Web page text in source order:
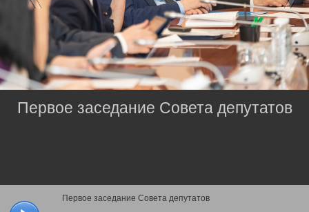
Первое заседание Совета депутатов
Первое заседание Совета депутатов